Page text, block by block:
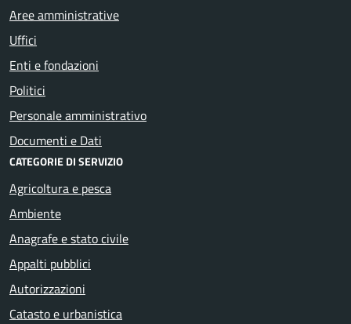
Aree amministrative
Uffici
Enti e fondazioni
Politici
Personale amministrativo
Documenti e Dati
CATEGORIE DI SERVIZIO
Agricoltura e pesca
Ambiente
Anagrafe e stato civile
Appalti pubblici
Autorizzazioni
Catasto e urbanistica